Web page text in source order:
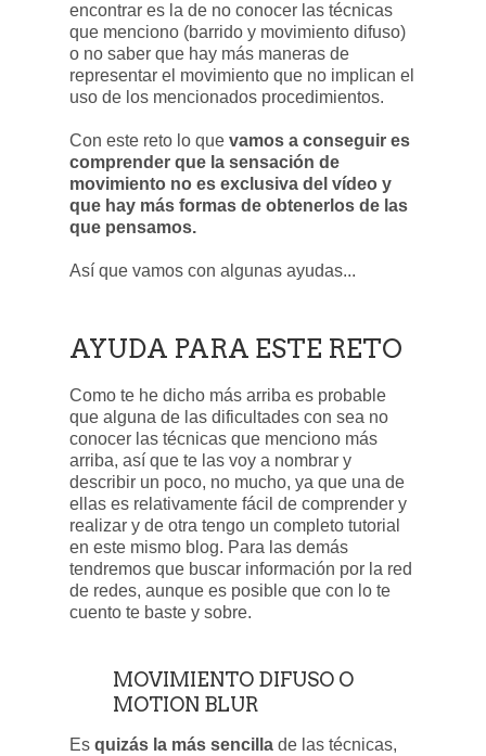
encontrar es la de no conocer las técnicas
que menciono (barrido y movimiento difuso)
o no saber que hay más maneras de
representar el movimiento que no implican el
uso de los mencionados procedimientos.
Con este reto lo que vamos a conseguir es
comprender que la sensación de
movimiento no es exclusiva del vídeo y
que hay más formas de obtenerlos de las
que pensamos.
Así que vamos con algunas ayudas...
AYUDA PARA ESTE RETO
Como te he dicho más arriba es probable
que alguna de las dificultades con sea no
conocer las técnicas que menciono más
arriba, así que te las voy a nombrar y
describir un poco, no mucho, ya que una de
ellas es relativamente fácil de comprender y
realizar y de otra tengo un completo tutorial
en este mismo blog. Para las demás
tendremos que buscar información por la red
de redes, aunque es posible que con lo te
cuento te baste y sobre.
MOVIMIENTO DIFUSO O
MOTION BLUR
Es quizás la más sencilla de las técnicas,